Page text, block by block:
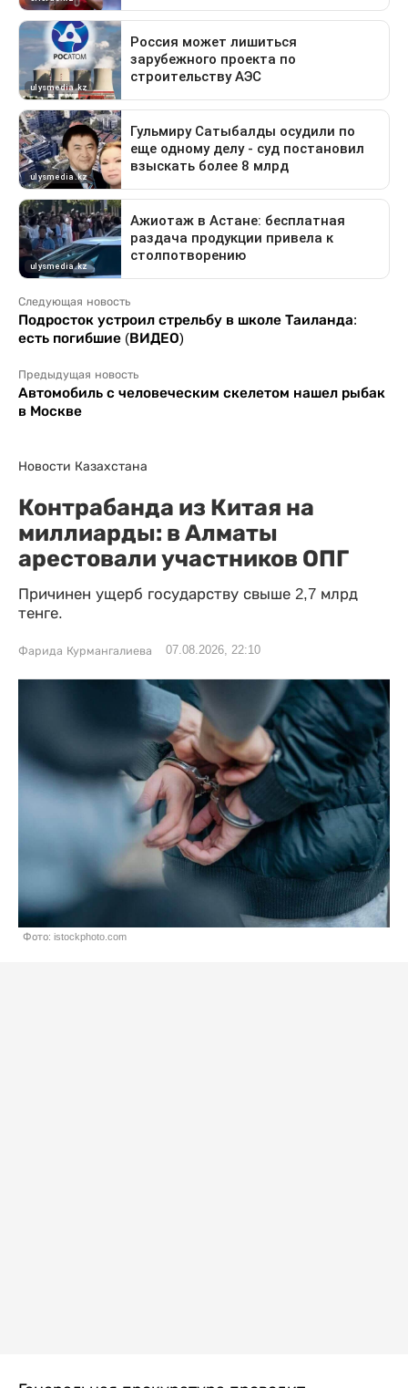
Следующая новость
Подросток устроил стрельбу в школе Таиланда:
есть погибшие (ВИДЕО)
Предыдущая новость
Автомобиль с человеческим скелетом нашел рыбак
в Москве
Новости Казахстана
Контрабанда из Китая на
миллиарды: в Алматы
арестовали участников ОПГ
Причинен ущерб государству свыше 2,7 млрд
тенге.
Фарида Курмангалиева 07.08.2026, 22:10
Фото: istockphoto.com